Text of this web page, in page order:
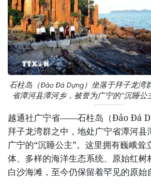
石柱岛（Đảo Đá Dựng）坐落于拜子龙湾
省潭河县潭河乡，被誉为广宁的“沉睡公
越通社广宁省——石柱岛（Đảo Đá
拜子龙湾群之中，地处广宁省潭河县
广宁的“沉睡公主”。这里拥有巍峨耸
体、多样的海洋生态系统、原始红树
白沙海滩，至今仍保留着罕见的原始